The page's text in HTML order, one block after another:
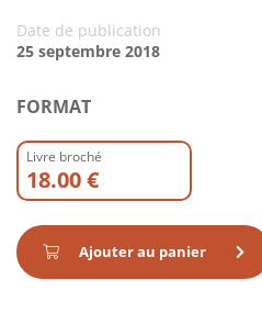
Date de publication
25 septembre 2018
FORMAT
Livre broché
18.00 €
Ajouter au panier